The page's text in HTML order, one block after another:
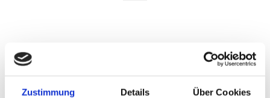
Zustimmung Details Über Cookies
26. SEPTEMBER 2016
/ 0 KOMMENTARE
/ VONOPUS